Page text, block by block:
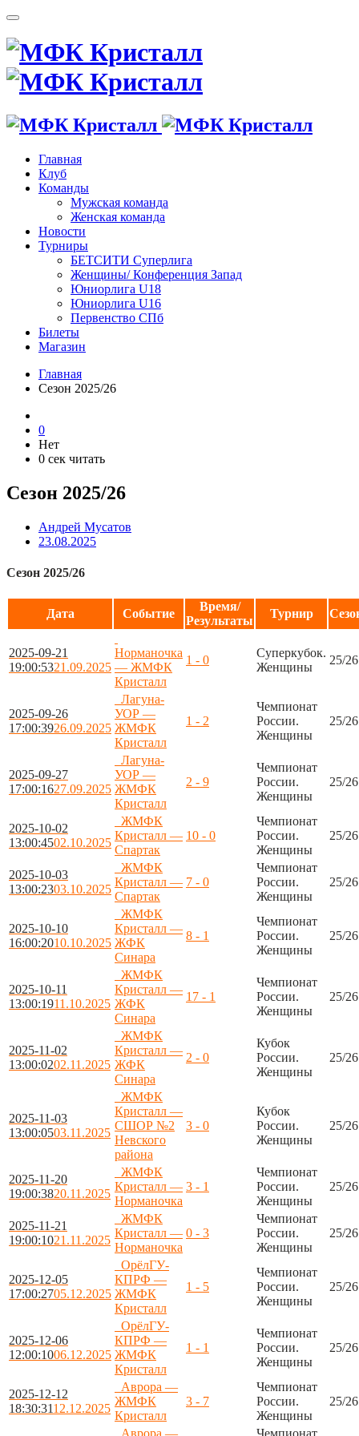
Главная
Клуб
Команды
Мужская команда
Женская команда
Новости
Турниры
БЕТСИТИ Суперлига
Женщины/ Конференция Запад
Юниорлига U18
Юниорлига U16
Первенство СПб
Билеты
Магазин
Главная
Сезон 2025/26
0
Нет
0 сек читать
Сезон 2025/26
Андрей Мусатов
23.08.2025
Сезон 2025/26
Дата Событие
Время/
Результаты
Турнир
2025-09-21
19:00:5321.09.2025
Норманочка
— ЖМФК
Кристалл
1 - 0
Суперкубок.
Женщины
25/26
2025-09-26
17:00:3926.09.2025
Лагуна-
УОР —
ЖМФК
Кристалл
1 - 2
Чемпионат
России.
Женщины
25/26
2025-09-27
17:00:1627.09.2025
Лагуна-
УОР —
ЖМФК
Кристалл
2 - 9
Чемпионат
России.
Женщины
25/26
2025-10-02
13:00:4502.10.2025
ЖМФК
Кристалл —
Спартак
10 - 0
Чемпионат
России.
Женщины
25/26
2025-10-03
13:00:2303.10.2025
ЖМФК
Кристалл —
Спартак
7 - 0
Чемпионат
России.
Женщины
25/26
2025-10-10
16:00:2010.10.2025
ЖМФК
Кристалл —
ЖФК
Синара
8 - 1
Чемпионат
России.
Женщины
25/26
2025-10-11
13:00:1911.10.2025
ЖМФК
Кристалл —
ЖФК
Синара
17 - 1
Чемпионат
России.
Женщины
25/26
2025-11-02
13:00:0202.11.2025
ЖМФК
Кристалл —
ЖФК
Синара
2 - 0
Кубок
России.
Женщины
25/26
2025-11-03
13:00:0503.11.2025
ЖМФК
Кристалл —
СШОР №2
Невского
района
3 - 0
Кубок
России.
Женщины
25/26
2025-11-20
19:00:3820.11.2025
ЖМФК
Кристалл —
Норманочка
3 - 1
Чемпионат
России.
Женщины
25/26
2025-11-21
19:00:1021.11.2025
ЖМФК
Кристалл —
Норманочка
0 - 3
Чемпионат
России.
Женщины
25/26
2025-12-05
17:00:2705.12.2025
ОрёлГУ-
КПРФ —
ЖМФК
Кристалл
1 - 5
Чемпионат
России.
Женщины
25/26
2025-12-06
12:00:1006.12.2025
ОрёлГУ-
КПРФ —
ЖМФК
Кристалл
1 - 1
Чемпионат
России.
Женщины
25/26
2025-12-12
18:30:3112.12.2025
Аврора —
ЖМФК
Кристалл
3 - 7
Чемпионат
России.
Женщины
25/26